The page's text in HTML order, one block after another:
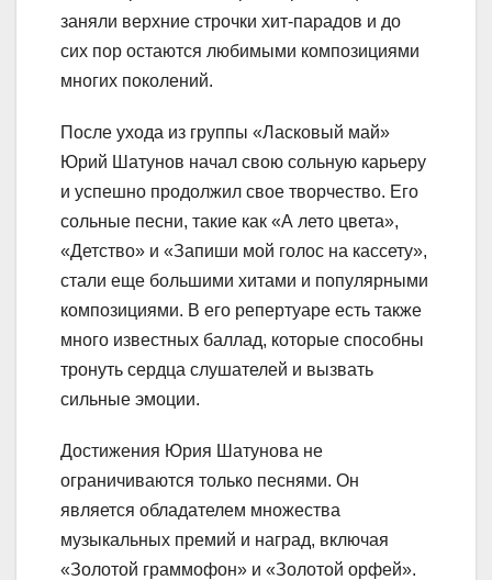
заняли верхние строчки хит-парадов и до
сих пор остаются любимыми композициями
многих поколений.
После ухода из группы «Ласковый май»
Юрий Шатунов начал свою сольную карьеру
и успешно продолжил свое творчество. Его
сольные песни, такие как «А лето цвета»,
«Детство» и «Запиши мой голос на кассету»,
стали еще большими хитами и популярными
композициями. В его репертуаре есть также
много известных баллад, которые способны
тронуть сердца слушателей и вызвать
сильные эмоции.
Достижения Юрия Шатунова не
ограничиваются только песнями. Он
является обладателем множества
музыкальных премий и наград, включая
«Золотой граммофон» и «Золотой орфей».